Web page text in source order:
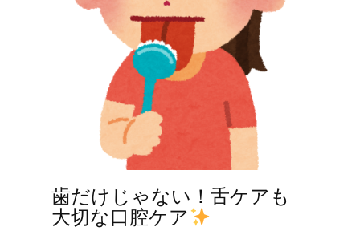
歯だけじゃない！舌ケアも
大切な口腔ケア